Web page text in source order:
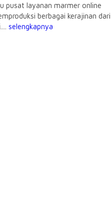
pusat layanan marmer online
berbagai kerajinan dari
selengkapnya